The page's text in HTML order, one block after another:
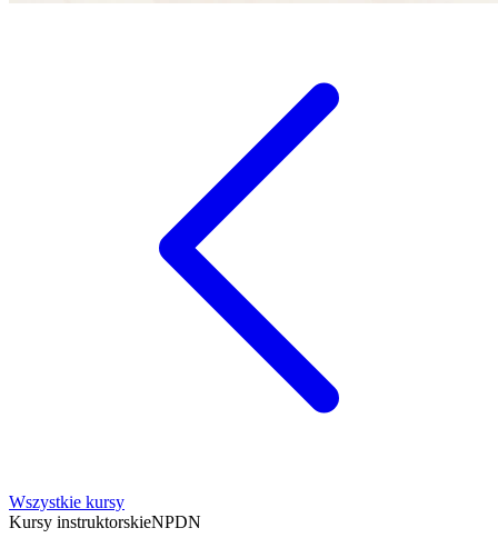
Wszystkie kursy
Kursy instruktorskieNPDN